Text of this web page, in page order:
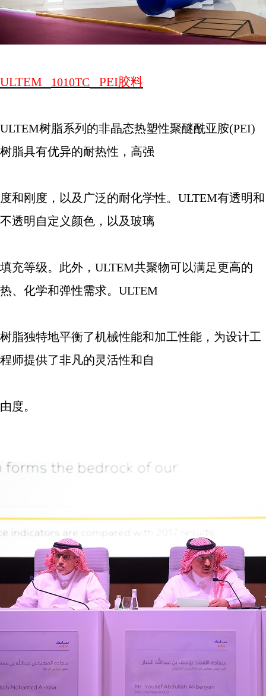
ULTEM 1010TC PEI胶料
ULTEM树脂系列的非晶态热塑性聚醚酰亚胺(PEI)
树脂具有优异的耐热性，高强
度和刚度，以及广泛的耐化学性。 ULTEM有透明和
不透明自定义颜色，以及玻璃
填充等级。此外， ULTEM共聚物可以满足更高的
热、化学和弹性需求。 ULTEM
树脂独特地平衡了机械性能和加工性能，为设计工
程师提供了非凡的灵活性和自
由度。